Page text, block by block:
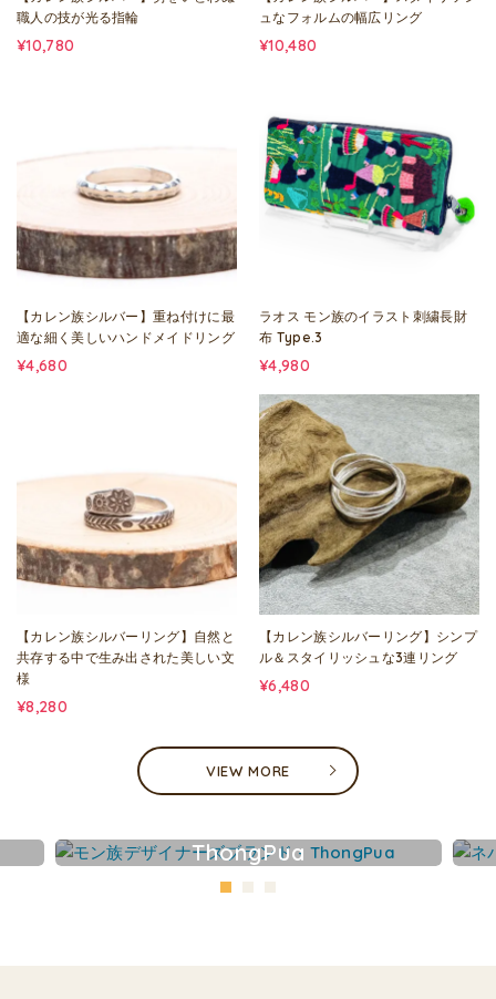
職人の技が光る指輪
¥10,780
ュなフォルムの幅広リング
¥10,480
【カレン族シルバー】重ね付けに最
適な細く美しいハンドメイドリング
¥4,680
ラオス モン族のイラスト刺繍長財
布 Type.3
¥4,980
【カレン族シルバーリング】自然と
共存する中で生み出された美しい文
様
¥8,280
【カレン族シルバーリング】シンプ
ル＆スタイリッシュな3連リング
¥6,480
VIEW MORE
ThongPua